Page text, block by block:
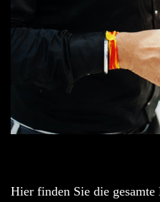
Hier finden Sie die gesamte